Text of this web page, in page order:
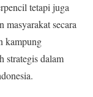
tetapi juga
masyarakat secara
kampung
strategis dalam